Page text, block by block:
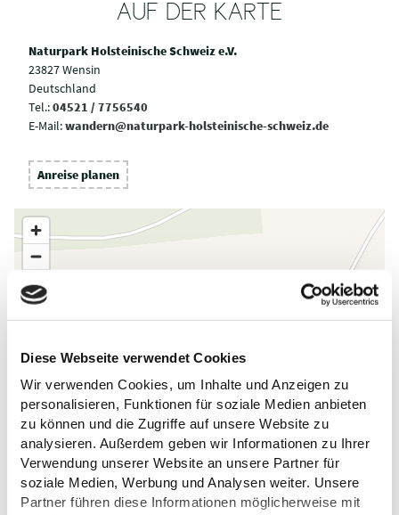
Diese Webseite verwendet Cookies
Wir verwenden Cookies, um Inhalte und Anzeigen zu
personalisieren, Funktionen für soziale Medien anbieten
zu können und die Zugriffe auf unsere Website zu
analysieren. Außerdem geben wir Informationen zu Ihrer
Verwendung unserer Website an unsere Partner für
soziale Medien, Werbung und Analysen weiter. Unsere
Partner führen diese Informationen möglicherweise mit
AUF DER KARTE
Naturpark Holsteinische Schweiz e.V.
23827 Wensin
Deutschland
Tel.:04521 / 7756540
E-Mail:wandern@naturpark-holsteinische-schweiz.de
Anreise planen